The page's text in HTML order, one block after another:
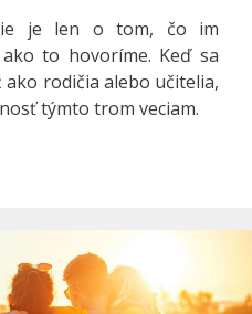
je len o tom, čo im
to hovoríme. Keď sa
rodičia alebo učitelia,
týmto trom veciam.